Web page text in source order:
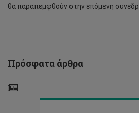
θα παραπεμφθούν στην επόμενη
Πρόσφατα άρθρα
αποδοχή
14
Σεπτεμβρίου
Συγκλητικής
Επιτροπής
Καινοτομίας